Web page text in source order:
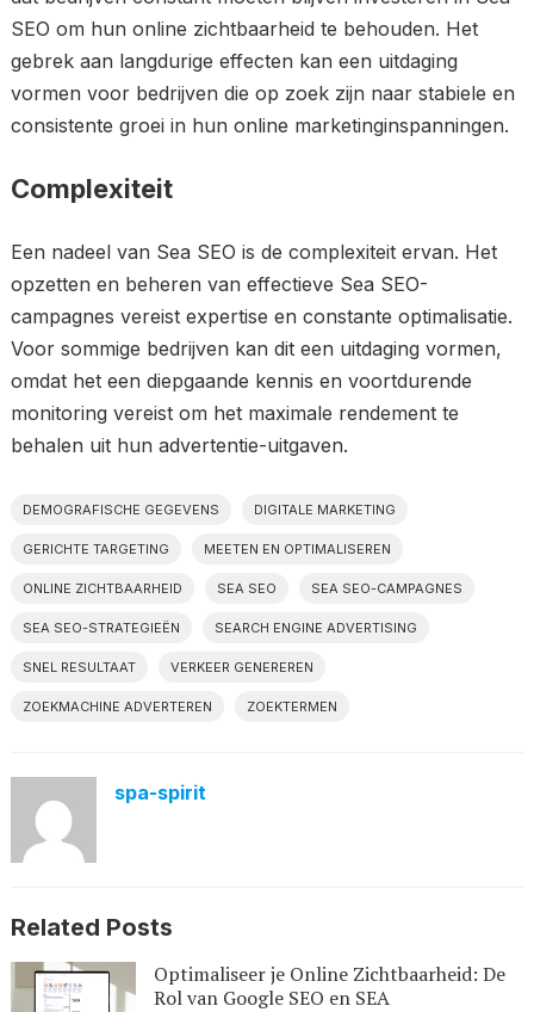
SEO om hun online zichtbaarheid te behouden. Het
gebrek aan langdurige effecten kan een uitdaging
vormen voor bedrijven die op zoek zijn naar stabiele en
consistente groei in hun online marketinginspanningen.
Complexiteit
Een nadeel van Sea SEO is de complexiteit ervan. Het
opzetten en beheren van effectieve Sea SEO-
campagnes vereist expertise en constante optimalisatie.
Voor sommige bedrijven kan dit een uitdaging vormen,
omdat het een diepgaande kennis en voortdurende
monitoring vereist om het maximale rendement te
behalen uit hun advertentie-uitgaven.
DEMOGRAFISCHE GEGEVENS DIGITALE MARKETING
GERICHTE TARGETING MEETEN EN OPTIMALISEREN
ONLINE ZICHTBAARHEID SEA SEO SEA SEO-CAMPAGNES
SEA SEO-STRATEGIEËN SEARCH ENGINE ADVERTISING
SNEL RESULTAAT VERKEER GENEREREN
ZOEKMACHINE ADVERTEREN ZOEKTERMEN
spa-spirit
Related Posts
Optimaliseer je Online Zichtbaarheid: De
Rol van Google SEO en SEA